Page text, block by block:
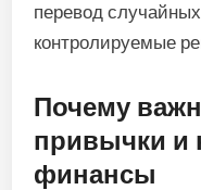
перевод
контролируемые
Почему
привычки и
финансы